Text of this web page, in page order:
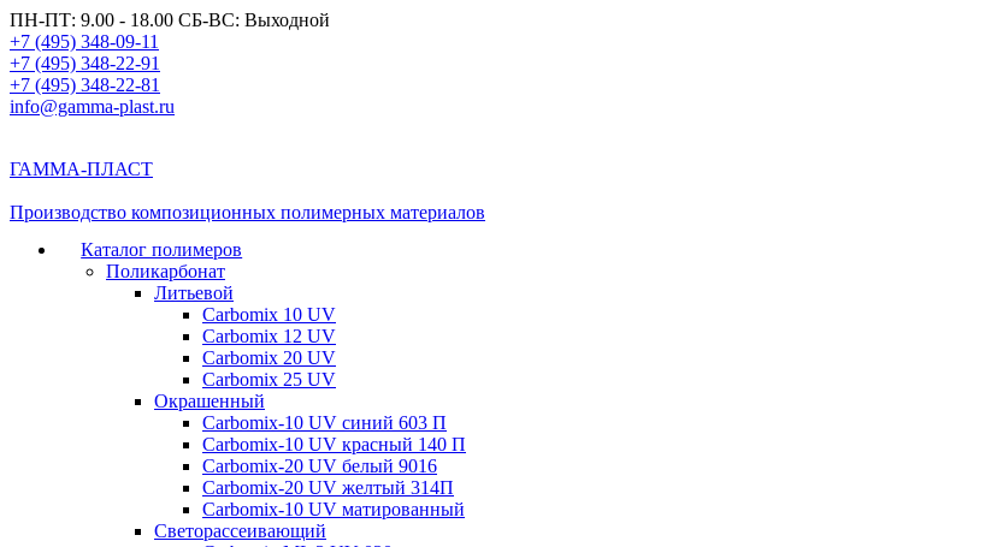
ПН-ПТ: 9.00 - 18.00 СБ-ВС: Выходной
+7 (495) 348-09-11
+7 (495) 348-22-91
+7 (495) 348-22-81
info@gamma-plast.ru
ГАММА-ПЛАСТ
Производство композиционных полимерных материалов
Каталог полимеров
Поликарбонат
Литьевой
Carbomix 10 UV
Carbomix 12 UV
Carbomix 20 UV
Carbomix 25 UV
Окрашенный
Carbomix-10 UV синий 603 П
Carbomix-10 UV красный 140 П
Carbomix-20 UV белый 9016
Carbomix-20 UV желтый 314П
Carbomix-10 UV матированный
Светорассеивающий